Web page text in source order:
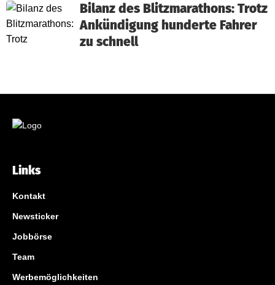
Bilanz des Blitzmarathons: Trotz
Ankündigung hunderte Fahrer
zu schnell
Links
Kontakt
Newsticker
Jobbörse
Team
Werbemöglichkeiten